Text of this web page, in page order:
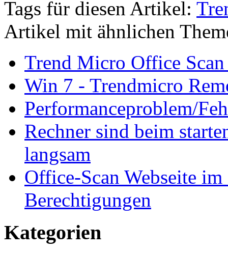
Tags für diesen Artikel:
Artikel mit ähnlichen
Trend Micro Office
Win 7 - Trendmicro
Performanceproblem/
Rechner sind beim
langsam
Office-Scan Webseite
Berechtigungen
Kategorien